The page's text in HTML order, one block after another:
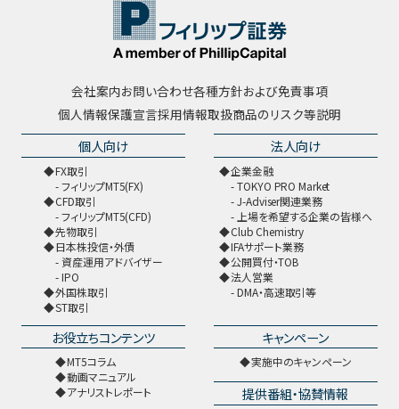
会社案内お問い合わせ各種方針および免責事項
個人情報保護宣言採用情報取扱商品のリスク等説明
個人向け
FX取引
フィリップMT5(FX)
CFD取引
フィリップMT5(CFD)
先物取引
日本株投信・外債
資産運用アドバイザー
IPO
外国株取引
ST取引
法人向け
企業金融
TOKYO PRO Market
J-Adviser関連業務
上場を希望する企業の皆様へ
Club Chemistry
IFAサポート業務
公開買付・TOB
法人営業
DMA・高速取引等
お役立ちコンテンツ
MT5コラム
動画マニュアル
アナリストレポート
キャンペーン
実施中のキャンペーン
提供番組・協賛情報